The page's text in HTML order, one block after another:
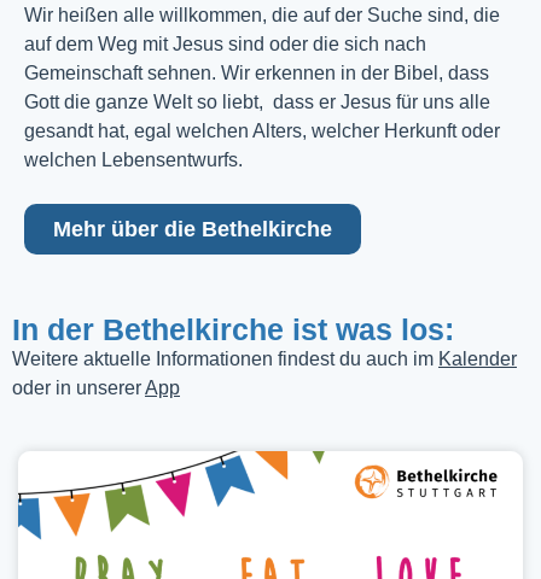
Wir heißen alle willkommen, die auf der Suche sind, die
auf dem Weg mit Jesus sind oder die sich nach
Gemeinschaft sehnen. Wir erkennen in der Bibel, dass
Gott die ganze Welt so liebt, dass er Jesus für uns alle
gesandt hat, egal welchen Alters, welcher Herkunft oder
welchen Lebensentwurfs.
Mehr über die Bethelkirche
In der Bethelkirche ist was los:
Weitere aktuelle Informationen findest du auch im Kalender
oder in unsererApp